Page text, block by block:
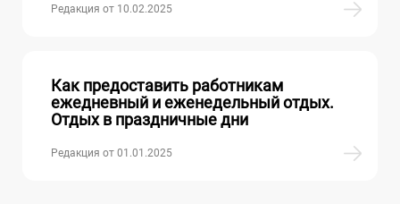
Редакция от 10.02.2025
Как предоставить работникам
ежедневный и еженедельный отдых.
Отдых в праздничные дни
Редакция от 01.01.2025